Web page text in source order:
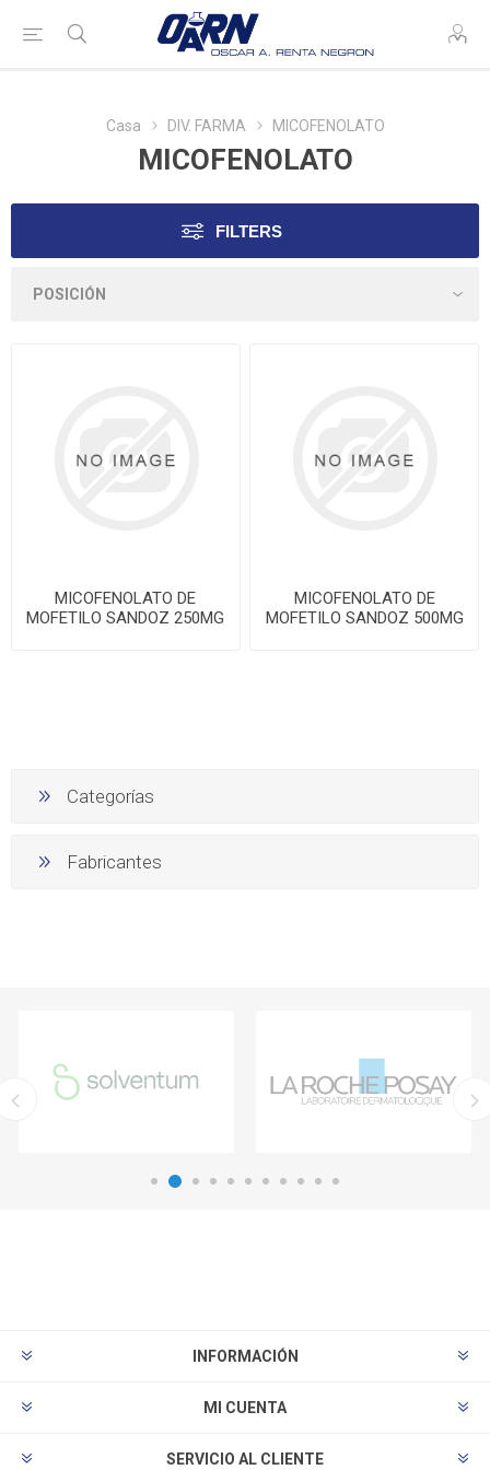
Casa DIV. FARMA MICOFENOLATO
MICOFENOLATO
FILTERS
MICOFENOLATO DE
MOFETILO SANDOZ 250MG
MICOFENOLATO DE
MOFETILO SANDOZ 500MG
Categorías
Fabricantes
INFORMACIÓN
MI CUENTA
SERVICIO AL CLIENTE